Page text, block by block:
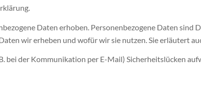
Daten erhoben. Personenbezogene Daten
wir erheben und wofür wir sie nutzen. Sie erläutert
bei der Kommunikation per E-Mail) Sicherheitslücken